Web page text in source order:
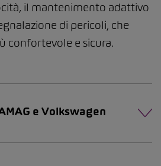
il mantenimento adattivo
di pericoli, che
confortevole e sicura.
e Volkswagen